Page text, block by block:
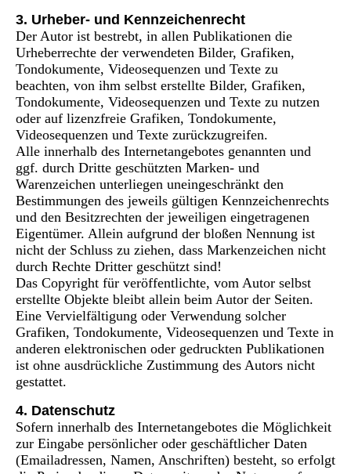
3. Urheber- und Kennzeichenrecht
Der Autor ist bestrebt, in allen Publikationen die
Urheberrechte der verwendeten Bilder, Grafiken,
Tondokumente, Videosequenzen und Texte zu
beachten, von ihm selbst erstellte Bilder, Grafiken,
Tondokumente, Videosequenzen und Texte zu nutzen
oder auf lizenzfreie Grafiken, Tondokumente,
Videosequenzen und Texte zurückzugreifen.
Alle innerhalb des Internetangebotes genannten und
ggf. durch Dritte geschützten Marken- und
Warenzeichen unterliegen uneingeschränkt den
Bestimmungen des jeweils gültigen Kennzeichenrechts
und den Besitzrechten der jeweiligen eingetragenen
Eigentümer. Allein aufgrund der bloßen Nennung ist
nicht der Schluss zu ziehen, dass Markenzeichen nicht
durch Rechte Dritter geschützt sind!
Das Copyright für veröffentlichte, vom Autor selbst
erstellte Objekte bleibt allein beim Autor der Seiten.
Eine Vervielfältigung oder Verwendung solcher
Grafiken, Tondokumente, Videosequenzen und Texte in
anderen elektronischen oder gedruckten Publikationen
ist ohne ausdrückliche Zustimmung des Autors nicht
gestattet.
4. Datenschutz
Sofern innerhalb des Internetangebotes die Möglichkeit
zur Eingabe persönlicher oder geschäftlicher Daten
(Emailadressen, Namen, Anschriften) besteht, so erfolgt